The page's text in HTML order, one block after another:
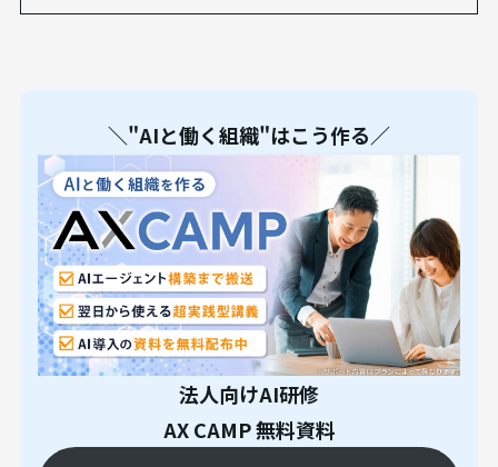
＼"AIと働く組織"はこう作る／
法人向けAI研修
AX CAMP 無料資料